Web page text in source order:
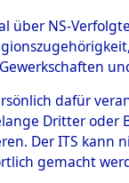
über NS-
dafür
Dritter
Der ITS
gemacht